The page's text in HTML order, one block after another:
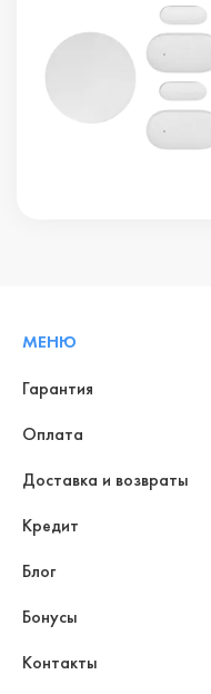
МЕНЮ
Гарантия
Оплата
Доставка и возвраты
Кредит
Блог
Бонусы
Контакты